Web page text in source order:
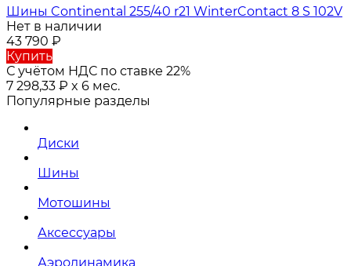
Шины Continental 255/40 r21 WinterContact 8 S 102V
Нет в наличии
43 790 ₽
Купить
С учётом НДС по ставке 22%
7 298,33 ₽ x 6 мес.
Популярные разделы
Диски
Шины
Мотошины
Аксессуары
Аэродинамика